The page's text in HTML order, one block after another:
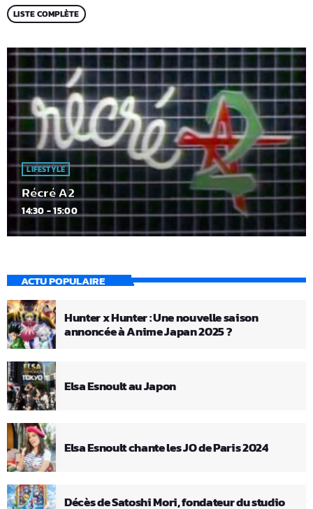
LISTE COMPLÈTE
LIFESTYLE
Récré A2
14:30 - 15:00
ACTU POPULAIRE
Hunter x Hunter : Une nouvelle saison
annoncée à Anime Japan 2025 ?
Elsa Esnoult au Japon
Elsa Esnoult chante les JO de Paris 2024
Décès de Satoshi Mori, fondateur du studio